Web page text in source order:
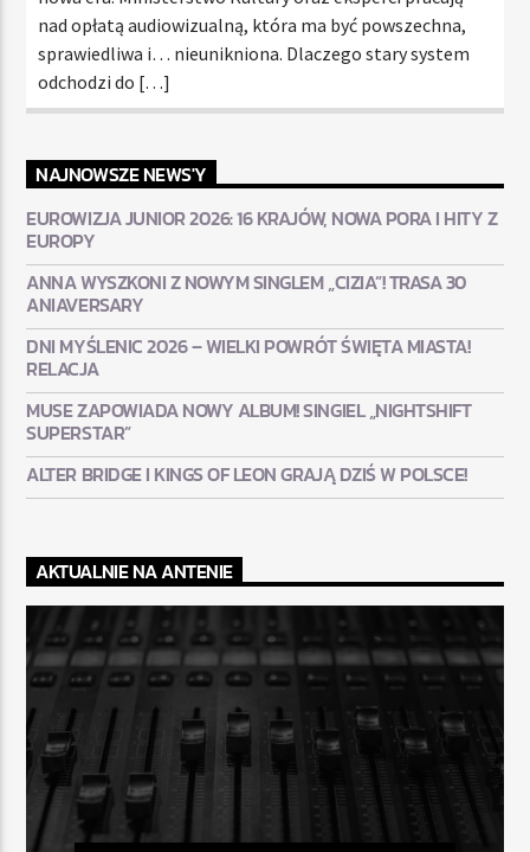
nad opłatą audiowizualną, która ma być powszechna,
sprawiedliwa i… nieunikniona. Dlaczego stary system
odchodzi do […]
NAJNOWSZE NEWS'Y
EUROWIZJA JUNIOR 2026: 16 KRAJÓW, NOWA PORA I HITY Z
EUROPY
ANNA WYSZKONI Z NOWYM SINGLEM „CIZIA”! TRASA 30
ANIAVERSARY
DNI MYŚLENIC 2026 – WIELKI POWRÓT ŚWIĘTA MIASTA!
RELACJA
MUSE ZAPOWIADA NOWY ALBUM! SINGIEL „NIGHTSHIFT
SUPERSTAR”
ALTER BRIDGE I KINGS OF LEON GRAJĄ DZIŚ W POLSCE!
AKTUALNIE NA ANTENIE